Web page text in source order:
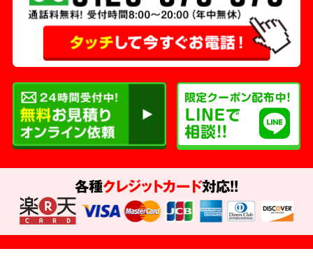
各種クレジットカード対応!!